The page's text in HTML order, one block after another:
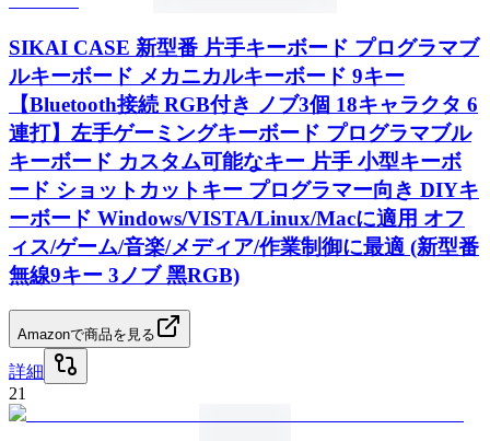
SIKAI CASE 新型番 片手キーボード プログラマブ
ルキーボード メカニカルキーボード 9キー
【Bluetooth接続 RGB付き ノブ3個 18キャラクタ 6
連打】左手ゲーミングキーボード プログラマブル
キーボード カスタム可能なキー 片手 小型キーボ
ード ショットカットキー プログラマー向き DIYキ
ーボード Windows/VISTA/Linux/Macに適用 オフ
ィス/ゲーム/音楽/メディア/作業制御に最適 (新型番
無線9キー 3ノブ 黑RGB)
Amazonで商品を見る
詳細
21